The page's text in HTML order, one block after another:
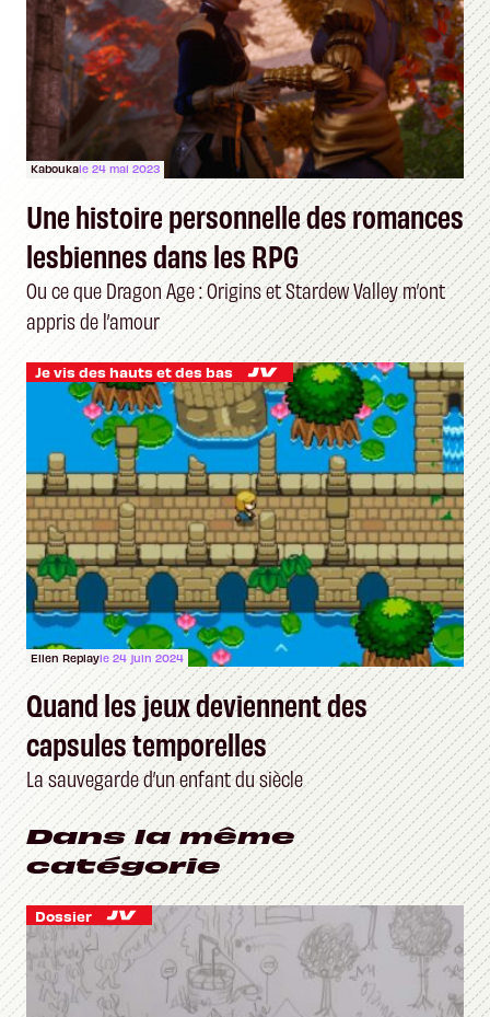
Kaboukale 24 mai 2023
Une histoire personnelle des romances
lesbiennes dans les RPG
Ou ce que Dragon Age : Origins et Stardew Valley m’ont
appris de l’amour
Je vis des hauts et des bas
Ellen Replayle 24 juin 2024
Quand les jeux deviennent des
capsules temporelles
La sauvegarde d’un enfant du siècle
Dans la même
catégorie
Dossier